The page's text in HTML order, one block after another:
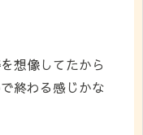
想像してたから
終わる感じかな